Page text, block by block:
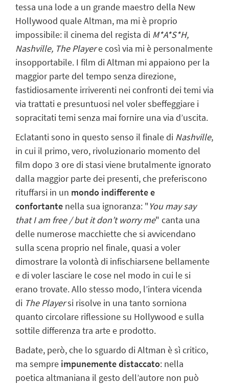
tessa una lode a un grande maestro della New
Hollywood quale Altman, ma mi è proprio
impossibile: il cinema del regista di M*A*S*H,
Nashville, The Playere così via mi è personalmente
insopportabile. I film di Altman mi appaiono per la
maggior parte del tempo senza direzione,
fastidiosamente irriverenti nei confronti dei temi via
via trattati e presuntuosi nel voler sbeffeggiare i
sopracitati temi senza mai fornire una via d’uscita.
Eclatanti sono in questo senso il finale di Nashville,
in cui il primo, vero, rivoluzionario momento del
film dopo 3 ore di stasi viene brutalmente ignorato
dalla maggior parte dei presenti, che preferiscono
rituffarsi in un mondo indifferente e
confortante nella sua ignoranza: "You may say
that I am free / but it don’t worry me" canta una
delle numerose macchiette che si avvicendano
sulla scena proprio nel finale, quasi a voler
dimostrare la volontà di infischiarsene bellamente
e di voler lasciare le cose nel modo in cui le si
erano trovate. Allo stesso modo, l’intera vicenda
di The Playersi risolve in una tanto sorniona
quanto circolare riflessione su Hollywood e sulla
sottile differenza tra arte e prodotto.
Badate, però, che lo sguardo di Altman è sì critico,
ma sempre impunemente distaccato: nella
poetica altmaniana il gesto dell’autore non può